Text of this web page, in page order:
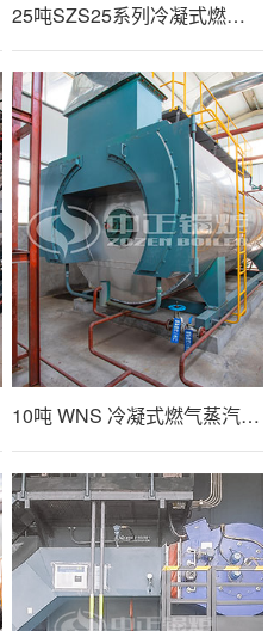
25吨SZS25系列冷凝式燃气锅炉项目
10吨 WNS 冷凝式燃气蒸汽锅炉项目